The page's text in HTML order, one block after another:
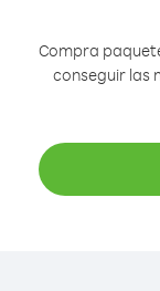
Compra
conseguir las